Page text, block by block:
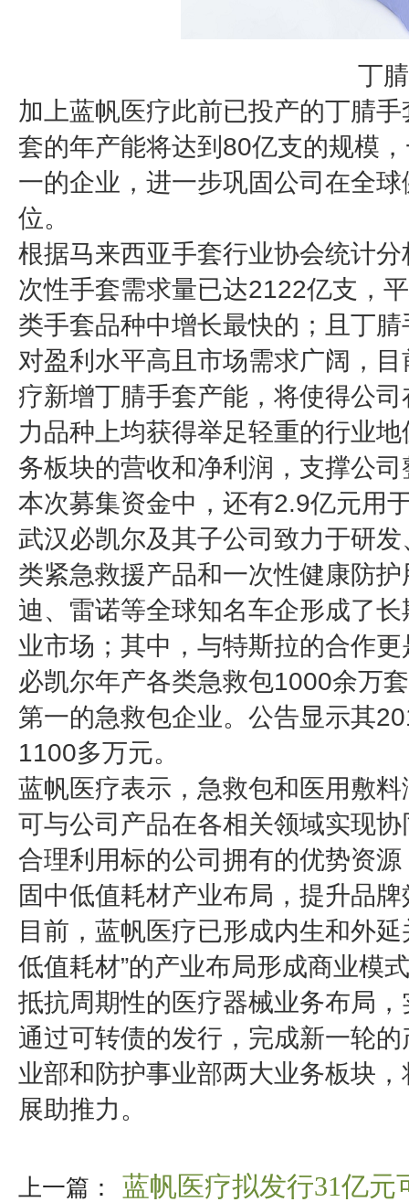
丁
加上蓝帆医疗此前已投产的丁腈
套的年产能将达到80亿支的规模
一的企业，进一步巩固公司在全
位。
根据马来西亚手套行业协会统计
次性手套需求量已达2122亿支，
类手套品种中增长最快的；且丁
对盈利水平高且市场需求广阔，
疗新增丁腈手套产能，将使得公
力品种上均获得举足轻重的行业
务板块的营收和净利润，支撑公
本次募集资金中，还有2.9亿元用
武汉必凯尔及其子公司致力于研
类紧急救援产品和一次性健康防
迪、雷诺等全球知名车企形成了
业市场；其中，与特斯拉的合作
必凯尔年产各类急救包1000余万
第一的急救包企业。公告显示其
1100多万元。
蓝帆医疗表示，急救包和医用敷
可与公司产品在各相关领域实现
合理利用标的公司拥有的优势资
固中低值耗材产业布局，提升品牌
目前，蓝帆医疗已形成内生和外
低值耗材”的产业布局形成商业模
抵抗周期性的医疗器械业务布局
通过可转债的发行，完成新一轮
业部和防护事业部两大业务板块
展助推力。
上一篇：
蓝帆医疗拟发行31亿